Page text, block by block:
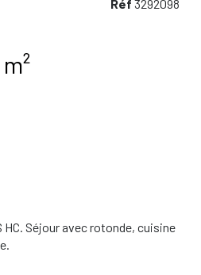
Appartement 3 pièce(s) 72.47 m²
Réf 3292098
HC. Séjour avec rotonde, cuisine